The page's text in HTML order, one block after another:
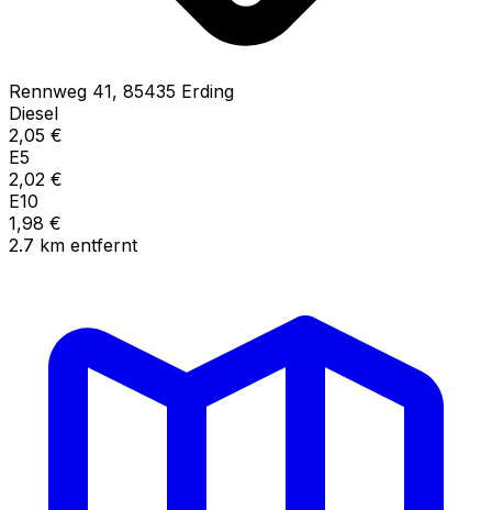
Rennweg 41, 85435 Erding
Diesel
2,05 €
E5
2,02 €
E10
1,98 €
2.7 km entfernt